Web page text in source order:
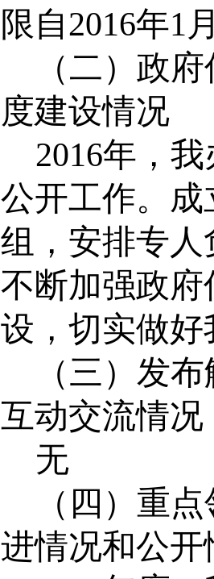
限自2016年1
（二）政
度建设情况
2016年，
公开工作。
组，安排专
不断加强政
设，切实做
（三）发
互动交流情况
无
（四）重
进情况和公开